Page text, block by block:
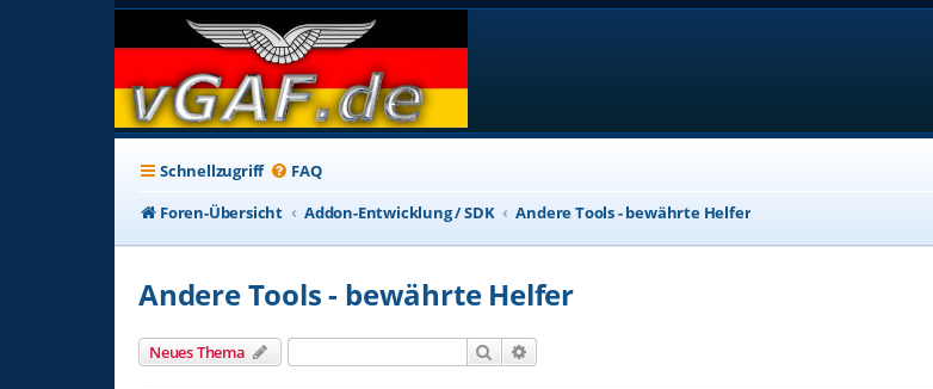
Schnellzugriff FAQ
Foren-Übersicht
Addon-Entwicklung / SDK Andere Tools - bewährte Helfer
Andere Tools - bewährte Helfer
Neues Thema Suche